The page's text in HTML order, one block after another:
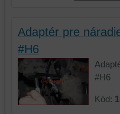
Adaptér pre
#H6
#H6
Kód: